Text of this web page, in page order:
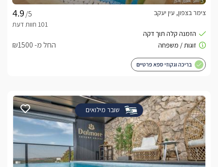
/5
צימר בצפון, עין יעקב
החל מ- ₪1500
בריכה וגקוזי ספא פרטיים
שובר מילואים